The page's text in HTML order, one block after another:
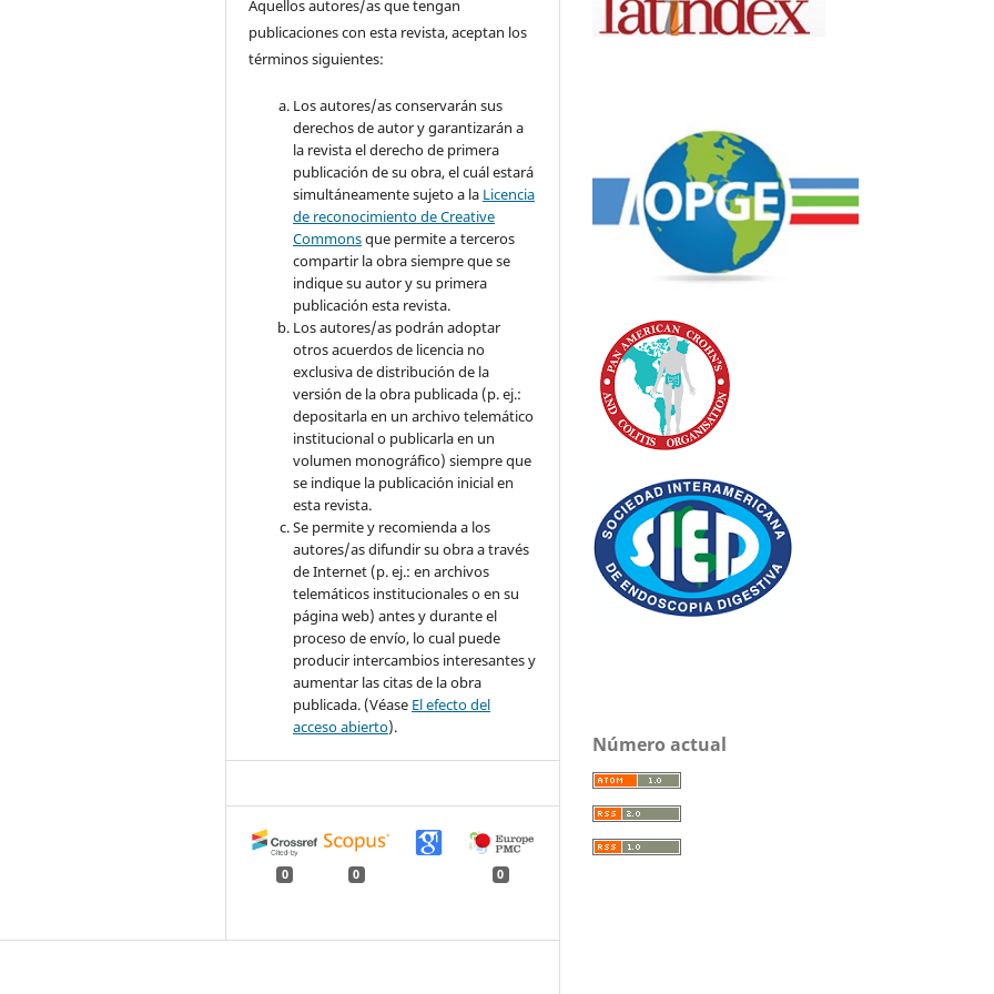
Aquellos autores/as que tengan
publicaciones con esta revista, aceptan los
términos siguientes:
Los autores/as conservarán sus
derechos de autor y garantizarán a
la revista el derecho de primera
publicación de su obra, el cuál estará
simultáneamente sujeto a la Licencia
de reconocimiento de Creative
Commonsque permite a terceros
compartir la obra siempre que se
indique su autor y su primera
publicación esta revista.
Los autores/as podrán adoptar
otros acuerdos de licencia no
exclusiva de distribución de la
versión de la obra publicada (p. ej.:
depositarla en un archivo telemático
institucional o publicarla en un
volumen monográfico) siempre que
se indique la publicación inicial en
esta revista.
Se permite y recomienda a los
autores/as difundir su obra a través
de Internet (p. ej.: en archivos
telemáticos institucionales o en su
página web) antes y durante el
proceso de envío, lo cual puede
producir intercambios interesantes y
aumentar las citas de la obra
publicada. (Véase El efecto del
acceso abierto).
0 0 0
Número actual